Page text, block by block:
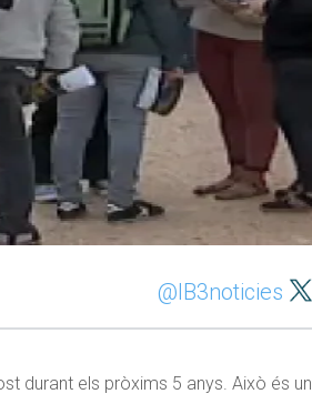
@IB3noticies
durant els pròxims 5 anys. Això és un